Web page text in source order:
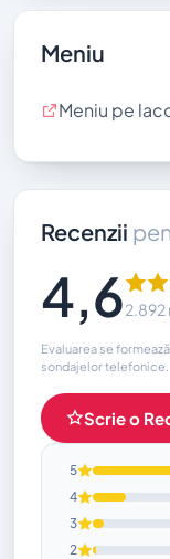
Meniu
Meniu pe
Recenzii
4,62.892
Evaluarea se
sondajelor telefonice.
Scrie o
5
4
3
2